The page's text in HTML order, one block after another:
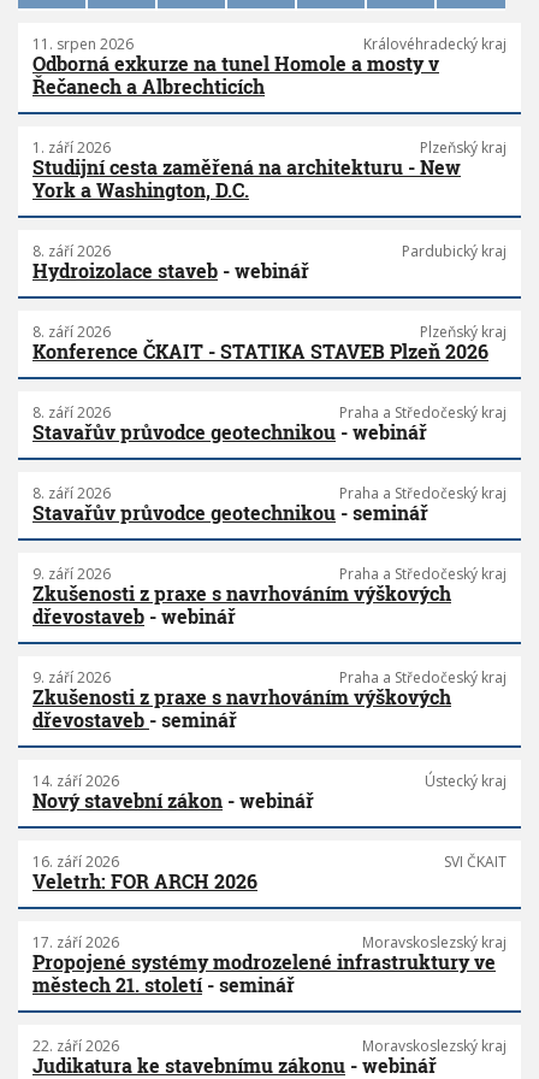
11. srpen 2026 Královéhradecký kraj
Odborná exkurze na tunel Homole a mosty v
Řečanech a Albrechticích
1. září 2026 Plzeňský kraj
Studijní cesta zaměřená na architekturu - New
York a Washington, D.C.
8. září 2026 Pardubický kraj
Hydroizolace staveb - webinář
8. září 2026 Plzeňský kraj
Konference ČKAIT - STATIKA STAVEB Plzeň 2026
8. září 2026 Praha a Středočeský kraj
Stavařův průvodce geotechnikou - webinář
8. září 2026 Praha a Středočeský kraj
Stavařův průvodce geotechnikou - seminář
9. září 2026 Praha a Středočeský kraj
Zkušenosti z praxe s navrhováním výškových
dřevostaveb - webinář
9. září 2026 Praha a Středočeský kraj
Zkušenosti z praxe s navrhováním výškových
dřevostaveb - seminář
14. září 2026 Ústecký kraj
Nový stavební zákon - webinář
16. září 2026 SVI ČKAIT
Veletrh: FOR ARCH 2026
17. září 2026 Moravskoslezský kraj
Propojené systémy modrozelené infrastruktury ve
městech 21. století- seminář
22. září 2026 Moravskoslezský kraj
Judikatura ke stavebnímu zákonu - webinář